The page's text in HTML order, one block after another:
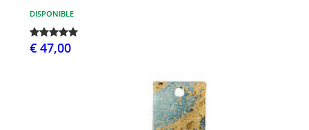
DISPONIBLE
€ 47,00